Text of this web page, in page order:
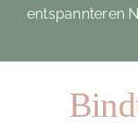
entspannteren